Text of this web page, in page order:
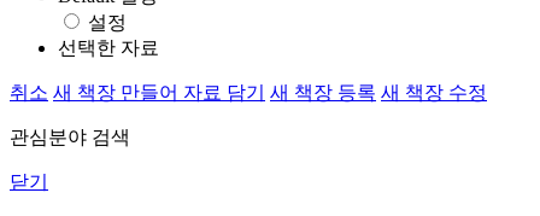
설정
선택한 자료
취소 새 책장 만들어 자료 담기 새 책장 등록 새 책장 수정
관심분야 검색
닫기